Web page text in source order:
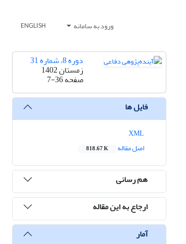
ورود به سامانه ENGLISH
دوره 8، شماره 31
زمستان 1402
صفحه7-36
فایل ها
اصل مقاله
818.67 K
هم رسانی
ارجاع به این مقاله
آمار